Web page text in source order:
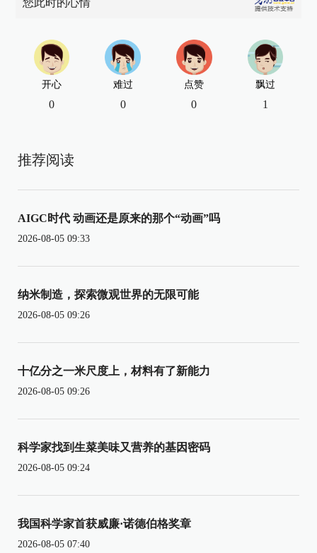
您此时的心情
开心
0
难过
0
点赞
0
飘过
1
推荐阅读
AIGC时代 动画还是原来的那个“动画”吗
2026-08-05 09:33
纳米制造，探索微观世界的无限可能
2026-08-05 09:26
十亿分之一米尺度上，材料有了新能力
2026-08-05 09:26
科学家找到生菜美味又营养的基因密码
2026-08-05 09:24
我国科学家首获威廉·诺德伯格奖章
2026-08-05 07:40